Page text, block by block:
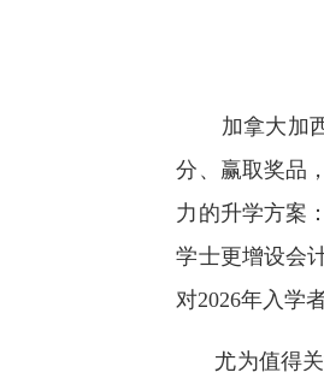
加拿大加
分、赢取奖品
力的升学方案
学士更增设会
对2026年入学
尤为值得